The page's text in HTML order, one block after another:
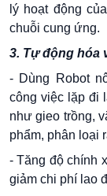
lý hoạt động
chuỗi cung ứng.
3. Tự động hóa
- Dùng Robot
công việc lặp đi
như gieo trồng,
phẩm, phân loại
- Tăng độ chính
giảm chi phí lao